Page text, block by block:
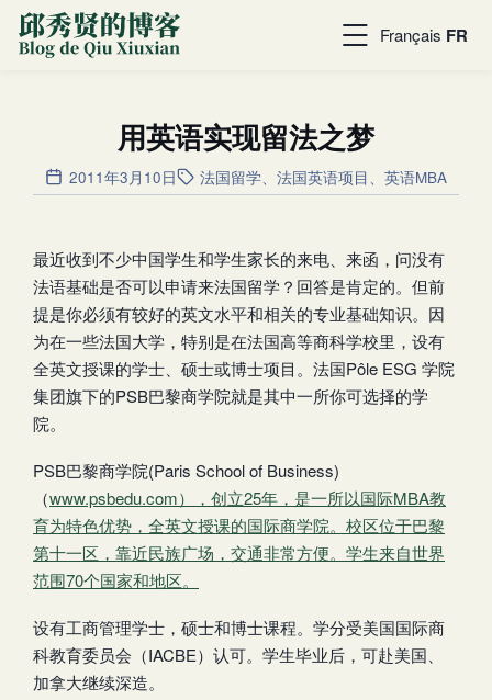
Français FR
用英语实现留法之梦
2011年3月10日 法国留学、 法国英语项目 英语MBA
最近收到不少中国学生和学生家长的来电、来函，问没有
法语基础是否可以申请来法国留学？回答是肯定的。但前
提是你必须有较好的英文水平和相关的专业基础知识。因
为在一些法国大学，特别是在法国高等商科学校里，设有
全英文授课的学士、硕士或博士项目。法国Pôle ESG 学院
集团旗下的PSB巴黎商学院就是其中一所你可选择的学
院。
PSB巴黎商学院(Paris School of Business)
（www.psbedu.com），创立25年，是一所以国际MBA教
育为特色优势，全英文授课的国际商学院。校区位于巴黎
第十一区，靠近民族广场，交通非常方便。学生来自世界
范围70个国家和地区。
设有工商管理学士，硕士和博士课程。学分受美国国际商
科教育委员会（IACBE）认可。学生毕业后，可赴美国、
加拿大继续深造。